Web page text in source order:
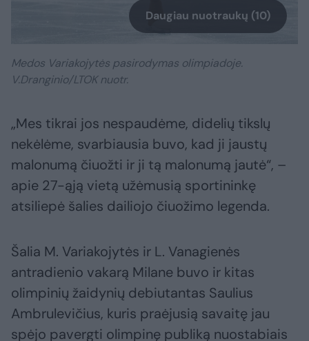
Daugiau nuotraukų (10)
Medos Variakojytės pasirodymas olimpiadoje.
V.Dranginio/LTOK nuotr.
„Mes tikrai jos nespaudėme, didelių tikslų
nekėlėme, svarbiausia buvo, kad ji jaustų
malonumą čiuožti ir ji tą malonumą jautė“, –
apie 27-ąją vietą užėmusią sportininkę
atsiliepė šalies dailiojo čiuožimo legenda.
Šalia M. Variakojytės ir L. Vanagienės
antradienio vakarą Milane buvo ir kitas
olimpinių žaidynių debiutantas Saulius
Ambrulevičius, kuris praėjusią savaitę jau
spėjo pavergti olimpinę publiką nuostabiais